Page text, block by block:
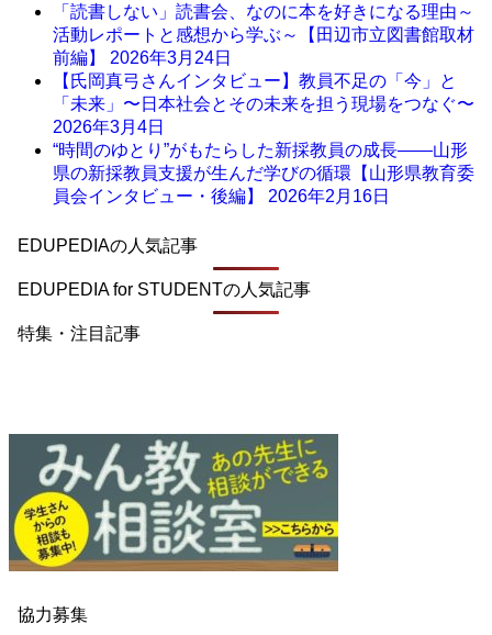
「読書しない」読書会、なのに本を好きになる理由～
活動レポートと感想から学ぶ～【田辺市立図書館取材
前編】 2026年3月24日
【氏岡真弓さんインタビュー】教員不足の「今」と
「未来」〜日本社会とその未来を担う現場をつなぐ〜
2026年3月4日
“時間のゆとり”がもたらした新採教員の成長――山形
県の新採教員支援が生んだ学びの循環【山形県教育委
員会インタビュー・後編】 2026年2月16日
EDUPEDIAの人気記事
EDUPEDIA for STUDENTの人気記事
特集・注目記事
協力募集